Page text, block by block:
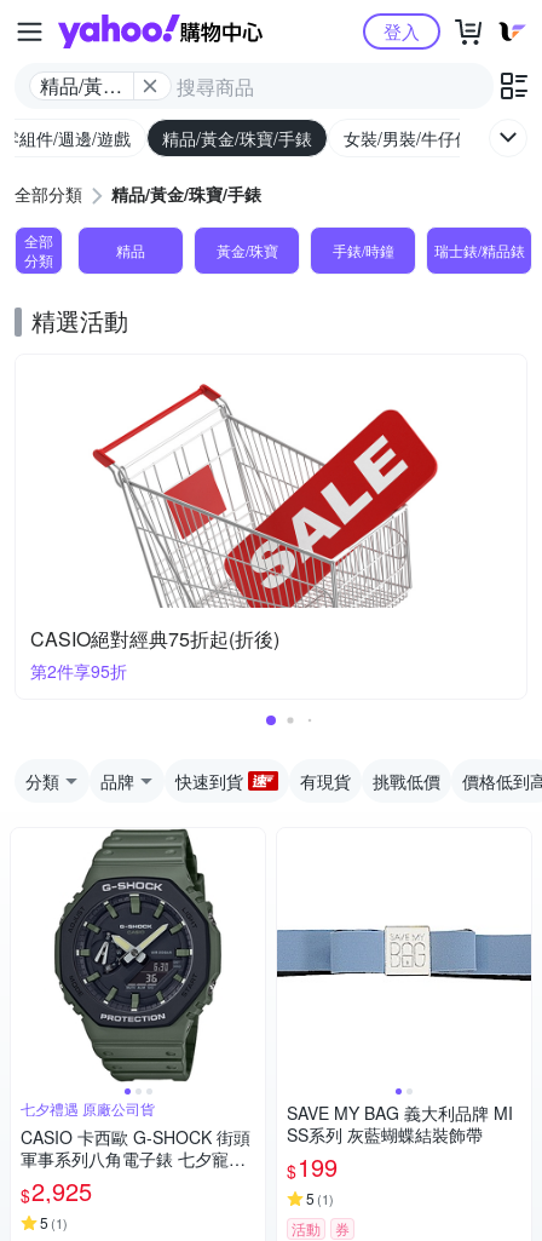
Yahoo購物中心
精品/黃金/
登入
組件/週邊/遊戲 精品/黃金/珠寶/手錶 女裝/男裝/牛仔休閒
全部分類 精品/黃金/珠寶/手錶
全部
分類
精品 黃金/珠寶 手錶/時鐘 瑞士錶/精品錶
精選活動
CASIO絕對經典75折起(折後)
第2件享95折
分類 品牌 快速到貨 有現貨 挑戰低價 價格低到
七夕禮遇 原廠公司貨
CASIO 卡西歐 G-SHOCK 街頭
軍事系列八角電子錶 七夕寵愛
季 送禮推薦-軍綠 GA-2110SU-
3A
$2,925
5 (1)
SAVE MY BAG 義大利品牌 MI
SS系列 灰藍蝴蝶結裝飾帶
$199
5 (1)
活動 券